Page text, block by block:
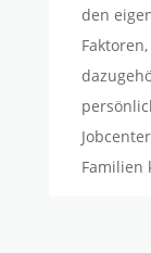
den
Familien